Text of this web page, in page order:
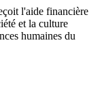
l'aide financière
et la culture
humaines du